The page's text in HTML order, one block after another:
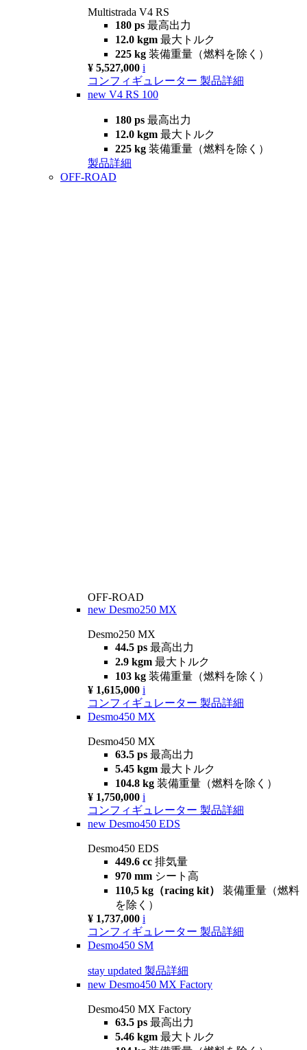
Multistrada V4 RS
180 ps 最高出力
12.0 kgm 最大トルク
225 kg 装備重量（燃料を除く）
¥ 5,527,000 i
コンフィギュレーター 製品詳細
new V4 RS 100
180 ps 最高出力
12.0 kgm 最大トルク
225 kg 装備重量（燃料を除く）
製品詳細
OFF-ROAD
OFF-ROAD
new Desmo250 MX
Desmo250 MX
44.5 ps 最高出力
2.9 kgm 最大トルク
103 kg 装備重量（燃料を除く）
¥ 1,615,000 i
コンフィギュレーター 製品詳細
Desmo450 MX
Desmo450 MX
63.5 ps 最高出力
5.45 kgm 最大トルク
104.8 kg 装備重量（燃料を除く）
¥ 1,750,000 i
コンフィギュレーター 製品詳細
new Desmo450 EDS
Desmo450 EDS
449.6 cc 排気量
970 mm シート高
110,5 kg（racing kit） 装備重量（燃料
を除く）
¥ 1,737,000 i
コンフィギュレーター 製品詳細
Desmo450 SM
stay updated 製品詳細
new Desmo450 MX Factory
Desmo450 MX Factory
63.5 ps 最高出力
5.46 kgm 最大トルク